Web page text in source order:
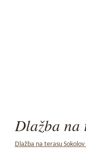
Dlažba na
Dlažba na terasu Sokolov